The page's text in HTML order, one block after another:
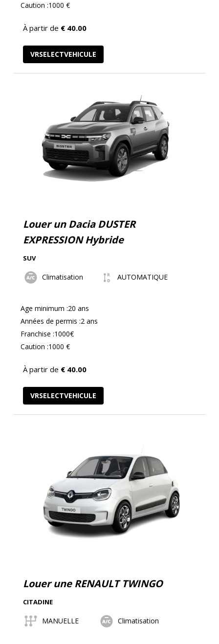
Caution :1000 €
À partir de € 40.00
VRSELECTVEHICULE
Louer un Dacia DUSTER
EXPRESSION Hybride
SUV
Climatisation AUTOMATIQUE
Age minimum :20 ans
Années de permis :2 ans
Franchise :1000€
Caution :1000 €
À partir de € 40.00
VRSELECTVEHICULE
Louer une RENAULT TWINGO
CITADINE
MANUELLE Climatisation